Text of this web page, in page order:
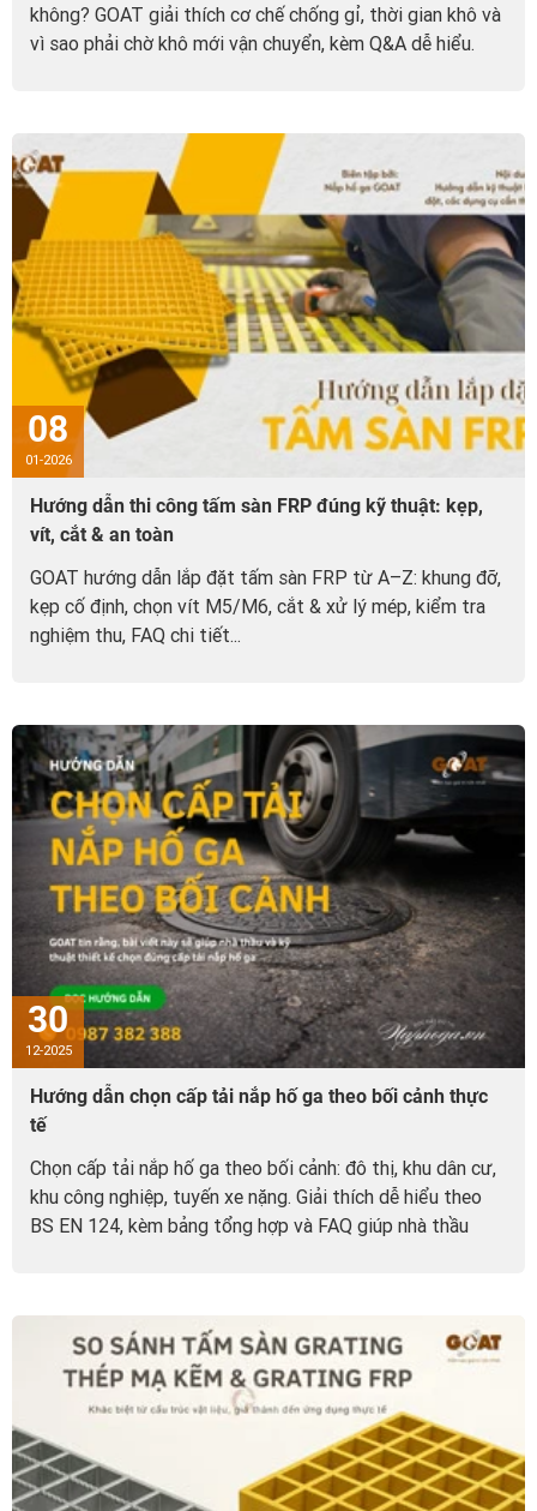
không? GOAT giải thích cơ chế chống gỉ, thời gian khô và
vì sao phải chờ khô mới vận chuyển, kèm Q&A dễ hiểu.
08
01-2026
Hướng dẫn thi công tấm sàn FRP đúng kỹ thuật: kẹp,
vít, cắt & an toàn
GOAT hướng dẫn lắp đặt tấm sàn FRP từ A–Z: khung đỡ,
kẹp cố định, chọn vít M5/M6, cắt & xử lý mép, kiểm tra
nghiệm thu, FAQ chi tiết...
30
12-2025
Hướng dẫn chọn cấp tải nắp hố ga theo bối cảnh thực
tế
Chọn cấp tải nắp hố ga theo bối cảnh: đô thị, khu dân cư,
khu công nghiệp, tuyến xe nặng. Giải thích dễ hiểu theo
BS EN 124, kèm bảng tổng hợp và FAQ giúp nhà thầu